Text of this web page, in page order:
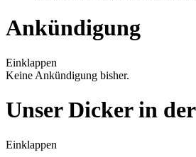
Ankündigung
Einklappen
Keine Ankündigung bisher.
Unser Dicker in der
Einklappen